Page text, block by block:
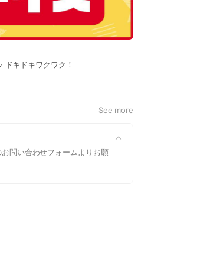
ドキドキワクワク！
See more
問い合わせフォームよりお願